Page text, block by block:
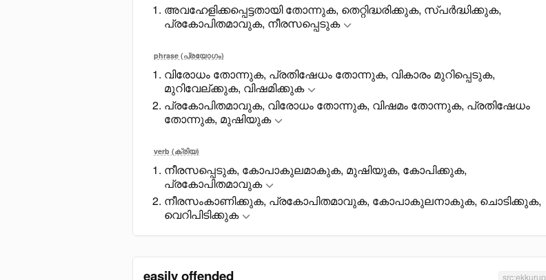
അവഹേളിക്കപ്പെട്ടതായി തോന്നുക, തെറ്റിദ്ധരിക്കുക, സ്പർദ്ധിക്കുക,
പ്രകോപിതമാവുക, നീരസപ്പെടുക
phrase (പ്രയോഗം)
വിരോധം തോന്നുക, പ്രതിഷേധം തോന്നുക, വികാരം മുറിപ്പെടുക,
മുറിവേല്ക്കുക, വിഷമിക്കുക
പ്രകോപിതമാവുക, വിരോധം തോന്നുക, വിഷമം തോന്നുക, പ്രതിഷേധം
തോന്നുക, മുഷിയുക
verb (ക്രിയ)
നീരസപ്പെടുക, കോപാകുലമാകുക, മുഷിയുക, കോപിക്കുക,
പ്രകോപിതമാവുക
നീരസംകാണിക്കുക, പ്രകോപിതമാവുക, കോപാകുലനാകുക, ചൊടിക്കുക,
വെറിപിടിക്കുക
easily offended src:ekkurup